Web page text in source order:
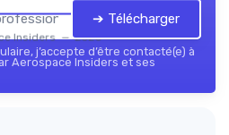
Insiders — 2026
➔ Télécharger
j’accepte d’être contacté(e) à
Aerospace Insiders et ses